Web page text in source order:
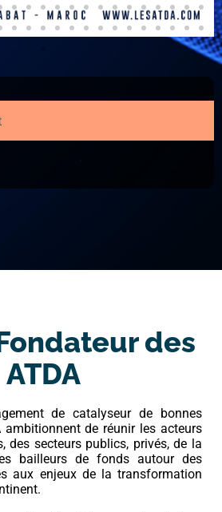
des
ATDA
de catalyseur de bonnes
ambitionnent de réunir les acteurs
des secteurs publics, privés, de la
bailleurs de fonds autour des
aux enjeux de la transformation